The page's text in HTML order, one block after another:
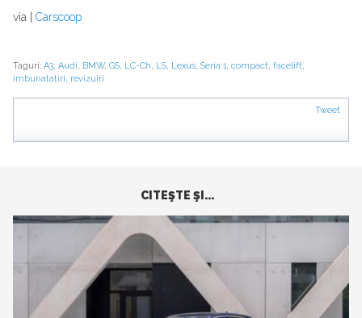
via | Carscoop
Taguri: A3, Audi, BMW, GS, LC-Ch, LS, Lexus, Seria 1, compact, facelift,
imbunatatiri, revizuiri
Tweet
CITEŞTE ŞI...